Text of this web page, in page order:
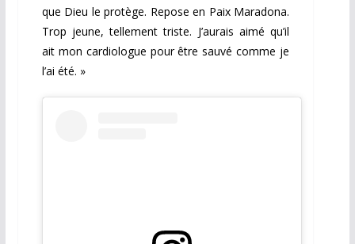
que Dieu le protège. Repose en Paix Maradona.
Trop jeune, tellement triste. J’aurais aimé qu’il
ait mon cardiologue pour être sauvé comme je
l’ai été. »